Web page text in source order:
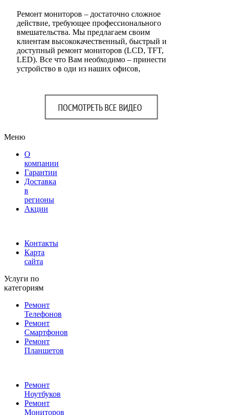
Ремонт мониторов – достаточно сложное
действие, требующее профессионального
вмешательства. Мы предлагаем своим
клиентам высококачественный, быстрый и
доступный ремонт мониторов (LCD, TFT,
LED). Все что Вам необходимо – принести
устройство в оди из наших офисов,
Меню
О
компании
Гарантии
Доставка
в
регионы
Акции
Контакты
Карта
сайта
Услуги по
категориям
Ремонт
Телефонов
Ремонт
Смартфонов
Ремонт
Планшетов
Ремонт
Ноутбуков
Ремонт
Мониторов